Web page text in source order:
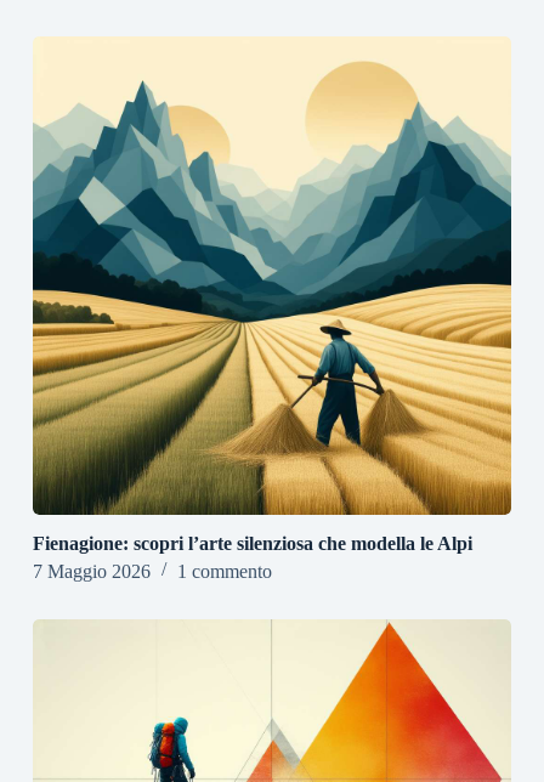
Fienagione: scopri l’arte silenziosa che modella le Alpi
7 Maggio 2026
1 commento